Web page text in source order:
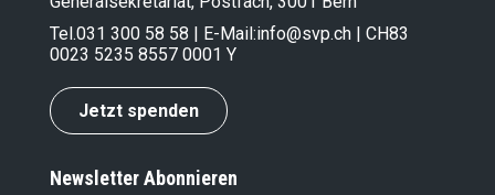
Tel.031 300 58 58 | E-Mail:info@svp.ch | CH83
0023 5235 8557 0001 Y
Jetzt spenden
Newsletter Abonnieren